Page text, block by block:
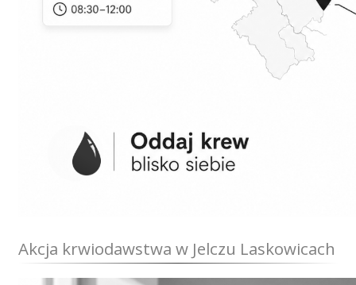
Akcja krwiodawstwa w Jelczu Laskowicach